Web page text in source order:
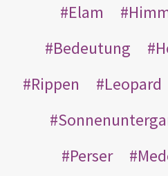
Elam
Bedeutung
Rippen
Leopard
Perser